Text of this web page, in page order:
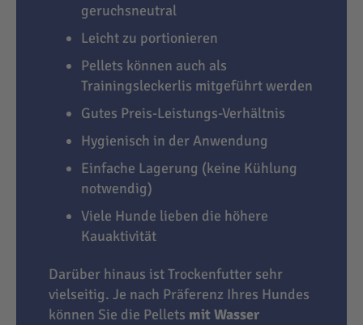
geruchsneutral
Leicht zu portionieren
Pellets können auch als
Trainingsleckerlis mitgeführt werden
Gutes Preis-Leistungs-Verhältnis
Hygienisch in der Anwendung
Einfache Lagerung (keine Kühlung
notwendig)
Viele Hunde lieben die höhere
Kauaktivität
Darüber hinaus ist Trockenfutter sehr
vielseitig. Je nach Präferenz Ihres Hundes
können Sie die Pellets mit Wasser